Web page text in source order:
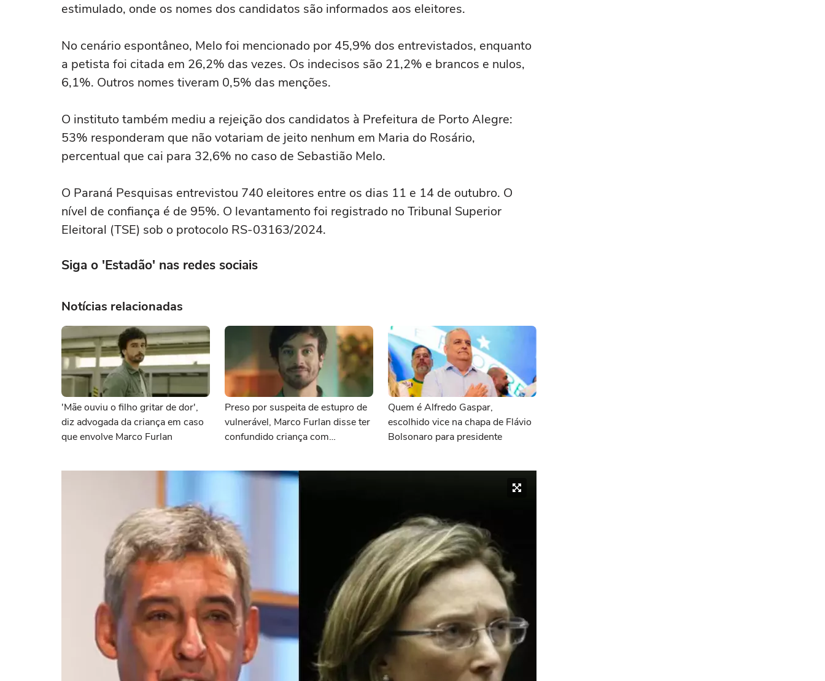
estimulado, onde os nomes dos candidatos são informados aos eleitores.
No cenário espontâneo, Melo foi mencionado por 45,9% dos entrevistados, enquanto
a petista foi citada em 26,2% das vezes. Os indecisos são 21,2% e brancos e nulos,
6,1%. Outros nomes tiveram 0,5% das menções.
O instituto também mediu a rejeição dos candidatos à Prefeitura de Porto Alegre:
53% responderam que não votariam de jeito nenhum em Maria do Rosário,
percentual que cai para 32,6% no caso de Sebastião Melo.
O Paraná Pesquisas entrevistou 740 eleitores entre os dias 11 e 14 de outubro. O
nível de confiança é de 95%. O levantamento foi registrado no Tribunal Superior
Eleitoral (TSE) sob o protocolo RS-03163/2024.
Siga o 'Estadão' nas redes sociais
Notícias relacionadas
'Mãe ouviu o filho gritar de dor',
diz advogada da criança em caso
que envolve Marco Furlan
Preso por suspeita de estupro de
vulnerável, Marco Furlan disse ter
confundido criança com
Quem é Alfredo Gaspar,
escolhido vice na chapa de Flávio
Bolsonaro para presidente